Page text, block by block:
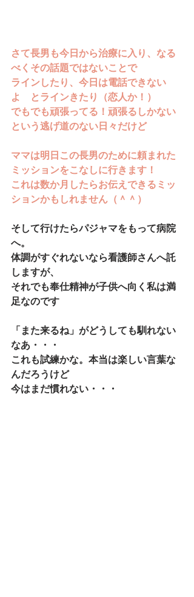
さて長男も今日から治療に入り、なる
べくその話題ではないことで
ラインしたり、今日は電話できない
よ　とラインきたり（恋人か！）
でもでも頑張ってる！頑張るしかない
という逃げ道のない日々だけど
ママは明日この長男のために頼まれた
ミッションをこなしに行きます！
これは数か月したらお伝えできるミッ
ションかもしれません（＾＾）
そして行けたらパジャマをもって病院
へ。
体調がすぐれないなら看護師さんへ託
しますが、
それでも奉仕精神が子供へ向く私は満
足なのです
「また来るね」がどうしても馴れない
なあ・・・
これも試練かな。本当は楽しい言葉な
んだろうけど
今はまだ慣れない・・・